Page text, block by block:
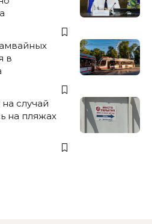
в
случай
на пляжах